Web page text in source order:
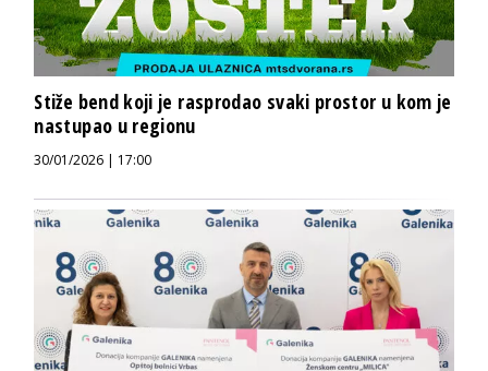
Stiže bend koji je rasprodao svaki prostor u kom je
nastupao u regionu
30/01/2026 | 17:00